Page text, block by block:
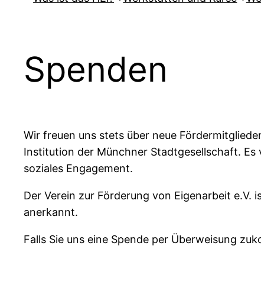
Spenden
Wir freuen uns stets über neue
Institution der Münchner Stadtgesellschaft.
soziales Engagement.
Der Verein zur Förderung von Eigenarbeit
anerkannt.
Falls Sie uns eine Spende per Überweisung